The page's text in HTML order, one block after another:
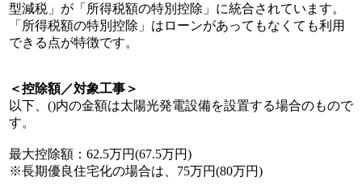
型減税」が「所得税額の特別控除」に統合されています。
「所得税額の特別控除」はローンがあってもなくても利用
できる点が特徴です。
＜控除額／対象工事＞
以下、()内の金額は太陽光発電設備を設置する場合のもので
す。
最大控除額：62.5万円(67.5万円)
※長期優良住宅化の場合は、75万円(80万円)